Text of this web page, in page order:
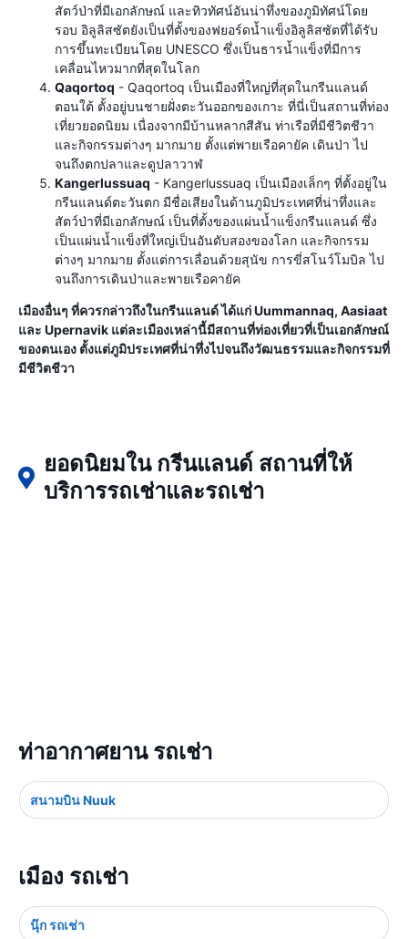
สัตว์ป่าที่มีเอกลักษณ์ และทิวทัศน์อันน่าทึ่งของภูมิทัศน์โดย
รอบ อิลูลิสซัตยังเป็นที่ตั้งของฟยอร์ดน้ำแข็งอิลูลิสซัตที่ได้รับ
การขึ้นทะเบียนโดย UNESCO ซึ่งเป็นธารน้ำแข็งที่มีการ
เคลื่อนไหวมากที่สุดในโลก
Qaqortoq - Qaqortoq เป็นเมืองที่ใหญ่ที่สุดในกรีนแลนด์
ตอนใต้ ตั้งอยู่บนชายฝั่งตะวันออกของเกาะ ที่นี่เป็นสถานที่ท่อง
เที่ยวยอดนิยม เนื่องจากมีบ้านหลากสีสัน ท่าเรือที่มีชีวิตชีวา
และกิจกรรมต่างๆ มากมาย ตั้งแต่พายเรือคายัค เดินป่า ไป
จนถึงตกปลาและดูปลาวาฬ
Kangerlussuaq - Kangerlussuaq เป็นเมืองเล็กๆ ที่ตั้งอยู่ใน
กรีนแลนด์ตะวันตก มีชื่อเสียงในด้านภูมิประเทศที่น่าทึ่งและ
สัตว์ป่าที่มีเอกลักษณ์ เป็นที่ตั้งของแผ่นน้ำแข็งกรีนแลนด์ ซึ่ง
เป็นแผ่นน้ำแข็งที่ใหญ่เป็นอันดับสองของโลก และกิจกรรม
ต่างๆ มากมาย ตั้งแต่การเลื่อนด้วยสุนัข การขี่สโนว์โมบิล ไป
จนถึงการเดินป่าและพายเรือคายัค
เมืองอื่นๆ ที่ควรกล่าวถึงในกรีนแลนด์ ได้แก่ Uummannaq, Aasiaat
และ Upernavik แต่ละเมืองเหล่านี้มีสถานที่ท่องเที่ยวที่เป็นเอกลักษณ์
ของตนเอง ตั้งแต่ภูมิประเทศที่น่าทึ่งไปจนถึงวัฒนธรรมและกิจกรรมที่
มีชีวิตชีวา
ยอดนิยมใน กรีนแลนด์ สถานที่ให้
บริการรถเช่าและรถเช่า
ท่าอากาศยาน รถเช่า
สนามบิน Nuuk
เมือง รถเช่า
นุ๊ก รถเช่า